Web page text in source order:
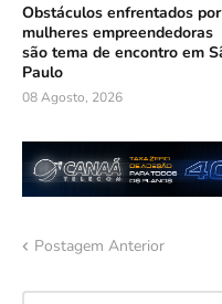
Obstáculos enfrentados por
mulheres empreendedoras
são tema de encontro em
Paulo
08 Agosto, 2026
Postagem Anterior